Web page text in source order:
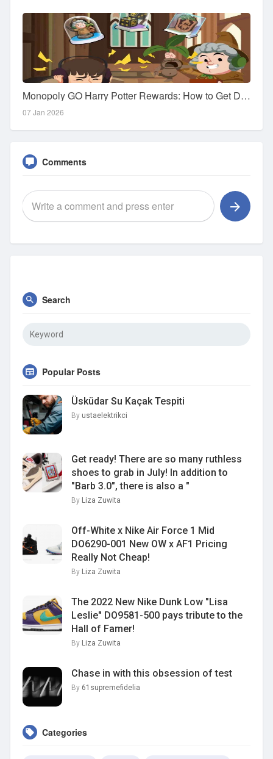
Monopoly GO Harry Potter Rewards: How to Get Dice & Token
07 Jan 2026
Comments
Search
Popular Posts
Üsküdar Su Kaçak Tespiti
By ustaelektrikci
Get ready! There are so many ruthless
shoes to grab in July! In addition to
"Barb 3.0", there is also a "
By Liza Zuwita
Off-White x Nike Air Force 1 Mid
DO6290-001 New OW x AF1 Pricing
Really Not Cheap!
By Liza Zuwita
The 2022 New Nike Dunk Low "Lisa
Leslie" DO9581-500 pays tribute to the
Hall of Famer!
By Liza Zuwita
Chase in with this obsession of test
By 61supremefidelia
Categories